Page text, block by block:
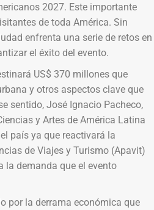
2027. Este importante
de toda América. Sin
enfrenta una serie de retos en
el éxito del evento.
US$ 370 millones que
y otros aspectos clave que
sentido, José Ignacio Pacheco,
y Artes de América Latina
país ya que reactivará la
de Viajes y Turismo (Apavit)
la demanda que el evento
por la derrama económica que